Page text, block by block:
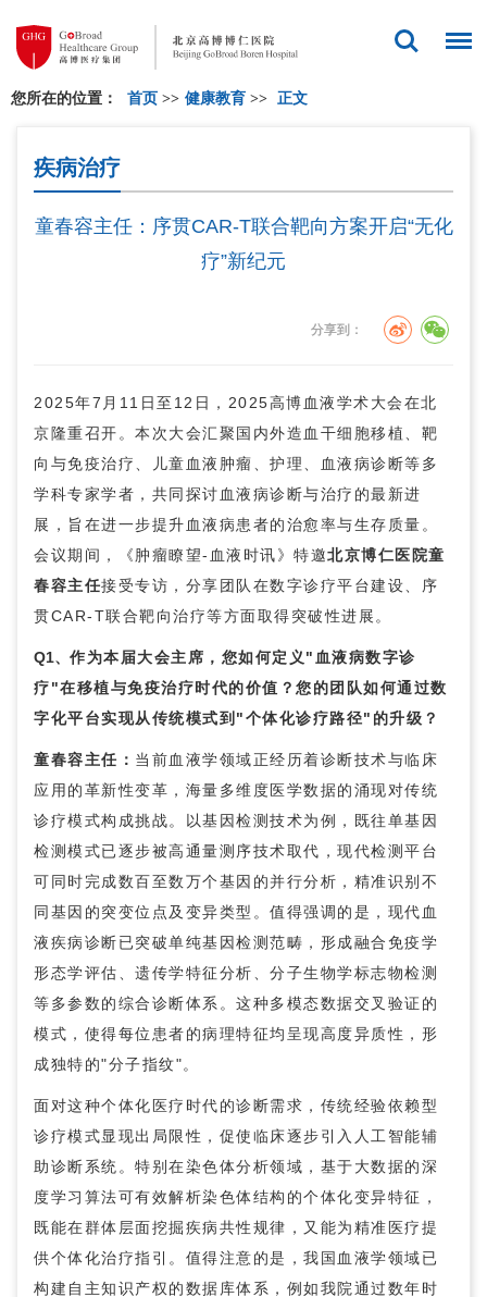
您所在的位置： 首页 >> 健康教育 >> 正文
疾病治疗
童春容主任：序贯CAR-T联合靶向方案开启“无化
疗”新纪元
分享到：
2025年7月11日至12日，2025高博血液学术大会在北
京隆重召开。本次大会汇聚国内外造血干细胞移植、靶
向与免疫治疗、儿童血液肿瘤、护理、血液病诊断等多
学科专家学者，共同探讨血液病诊断与治疗的最新进
展，旨在进一步提升血液病患者的治愈率与生存质量。
会议期间，《肿瘤瞭望-血液时讯》特邀北京博仁医院童
春容主任接受专访，分享团队在数字诊疗平台建设、序
贯CAR-T联合靶向治疗等方面取得突破性进展。
Q1、 作为本届大会主席，您如何定义"血液病数字诊
疗"在移植与免疫治疗时代的价值？您的团队如何通过数
字化平台实现从传统模式到"个体化诊疗路径"的升级？
童春容主任： 当前血液学领域正经历着诊断技术与临床
应用的革新性变革，海量多维度医学数据的涌现对传统
诊疗模式构成挑战。以基因检测技术为例，既往单基因
检测模式已逐步被高通量测序技术取代，现代检测平台
可同时完成数百至数万个基因的并行分析，精准识别不
同基因的突变位点及变异类型。值得强调的是，现代血
液疾病诊断已突破单纯基因检测范畴，形成融合免疫学
形态学评估、遗传学特征分析、分子生物学标志物检测
等多参数的综合诊断体系。这种多模态数据交叉验证的
模式，使得每位患者的病理特征均呈现高度异质性，形
成独特的"分子指纹"。
面对这种个体化医疗时代的诊断需求，传统经验依赖型
诊疗模式显现出局限性，促使临床逐步引入人工智能辅
助诊断系统。特别在染色体分析领域，基于大数据的深
度学习算法可有效解析染色体结构的个体化变异特征，
既能在群体层面挖掘疾病共性规律，又能为精准医疗提
供个体化治疗指引。值得注意的是，我国血液学领域已
构建自主知识产权的数据库体系，例如我院通过数年时